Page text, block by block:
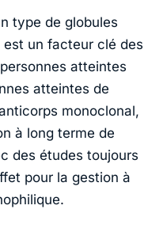
type de globules
un facteur clé des
atteintes
atteintes de
monoclonal,
à long terme de
des études toujours
pour la gestion à